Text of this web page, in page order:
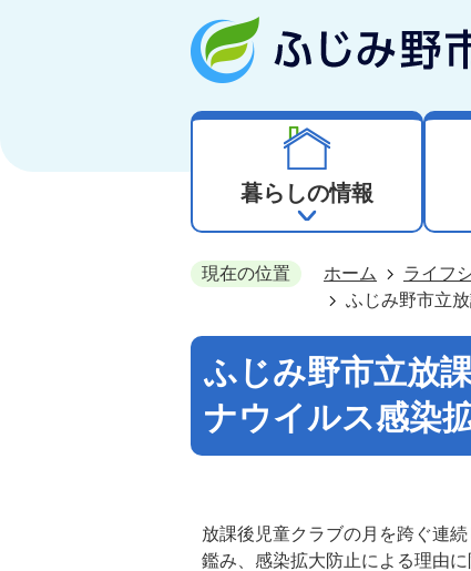
暮らしの情報
現在の位置 ホーム ライフ
ふじみ野市立
ふじみ野市立放
ナウイルス感染
放課後児童クラブの月を跨ぐ連
鑑み、感染拡大防止による理由